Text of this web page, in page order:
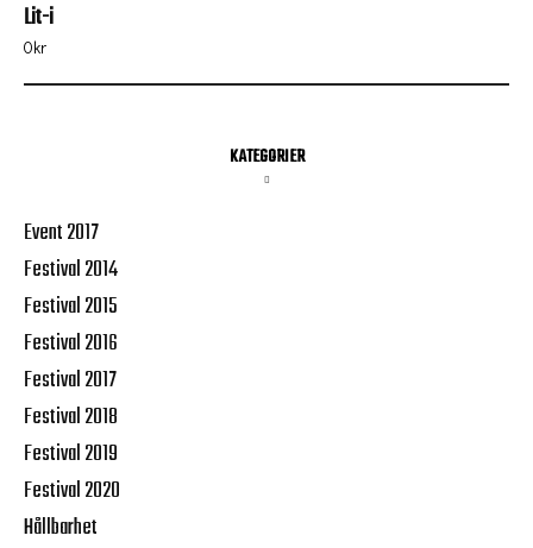
Lit-i
0kr
KATEGORIER
Event 2017
Festival 2014
Festival 2015
Festival 2016
Festival 2017
Festival 2018
Festival 2019
Festival 2020
Hållbarhet